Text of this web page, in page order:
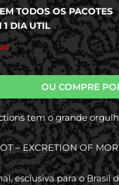
TODOS OS PACOTES
1 DIA UTIL
OU COMPRE
tem o grande
– EXCRETION OF
esclusiva para o Brasil